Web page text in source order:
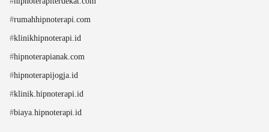
#rumahhipnoterapi.com
#klinikhipnoterapi.id
#hipnoterapianak.com
#hipnoterapijogja.id
#klinik.hipnoterapi.id
#biaya.hipnoterapi.id